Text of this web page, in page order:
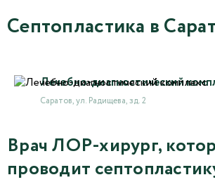
Септопластика в
Лечебно-диагностический
Саратов, ул. Радищева, зд. 2
Врач ЛОР-хирург,
проводит